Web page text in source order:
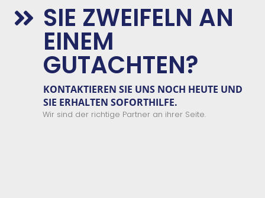
 SIE ZWEIFELN AN
EINEM
GUTACHTEN?
KONTAKTIEREN SIE UNSNOCH HEUTE UND
SIE ERHALTEN SOFORTHILFE.
Wir sind der richtige Partner an ihrer Seite.